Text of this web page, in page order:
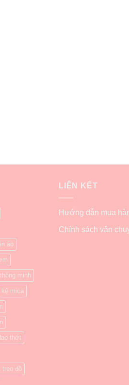
áo
minh
kệ mica
thớt
treo đồ
LIÊN KẾT
Hướng dẫn mua
Chính sách vận